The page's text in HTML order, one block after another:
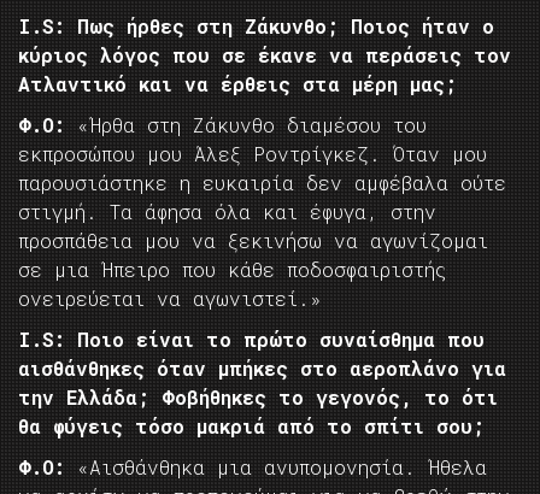
I.S: Πως ήρθες στη Ζάκυνθο; Ποιος ήταν ο
κύριος λόγος που σε έκανε να περάσεις τον
Ατλαντικό και να έρθεις στα μέρη μας;
Φ.Ο: «Ήρθα στη Ζάκυνθο διαμέσου του
εκπροσώπου μου Άλεξ Ροντρίγκεζ. Όταν μου
παρουσιάστηκε η ευκαιρία δεν αμφέβαλα ούτε
στιγμή. Τα άφησα όλα και έφυγα, στην
προσπάθεια μου να ξεκινήσω να αγωνίζομαι
σε μια Ήπειρο που κάθε ποδοσφαιριστής
ονειρεύεται να αγωνιστεί.»
I.S: Ποιο είναι το πρώτο συναίσθημα που
αισθάνθηκες όταν μπήκες στο αεροπλάνο για
την Ελλάδα; Φοβήθηκες το γεγονός, το ότι
θα φύγεις τόσο μακριά από το σπίτι σου;
Φ.Ο: «Αισθάνθηκα μια ανυπομονησία. Ήθελα